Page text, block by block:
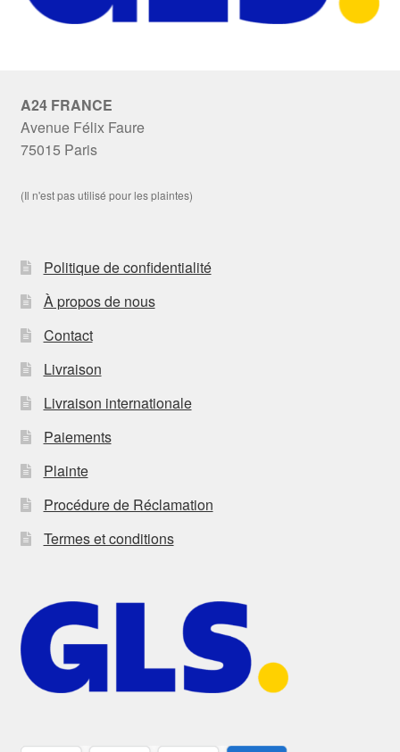
A24 FRANCE
Avenue Félix Faure
75015 Paris
(Il n'est pas utilisé pour les plaintes)
Politique de confidentialité
À propos de nous
Contact
Livraison
Livraison internationale
Paiements
Plainte
Procédure de Réclamation
Termes et conditions